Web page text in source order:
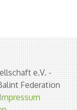
e.V. -
Federation
Impressum